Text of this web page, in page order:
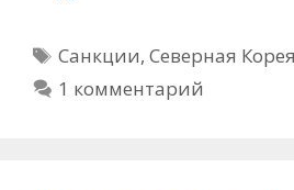
Метки
Санкции,Северная Корея
1 комментарий